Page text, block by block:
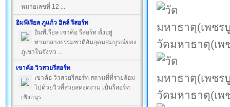
หมายเลขที่ 12 ...
อิมพีเรียล ภูแก้ว ฮิลล์ รีสอร์ท
อิมพีเรียล เขาค้อ รีสอร์ท ตั้งอยู่
ท่ามกลางธรรมชาติอันอุดมสมบูรณ์ของ
ภูเขาในจังหว ...
เขาค้อ วิวสวยรีสอร์ท
เขาค้อ วิวสวยรีสอร์ท สถานที่ที่รายล้อม
ไปด้วยวิวที่สวยสดงดงาม เป็นรีสอร์ท
เชิงอนุร ...
วัดมหาธาตุ(เพ
วัดมหาธาตุ(เพ